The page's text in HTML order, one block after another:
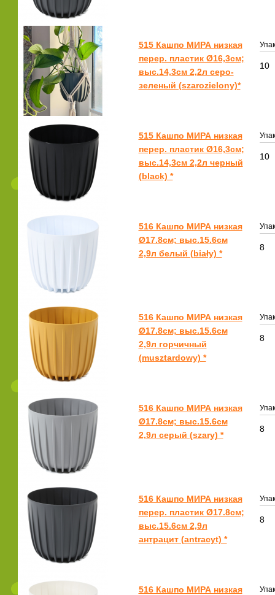
515 Кашпо МИРА низкая
перер. пластик Ø16,3см;
выс.14,3см 2,2л серо-
зеленый (szarozielony)*
10
515 Кашпо МИРА низкая
перер. пластик Ø16,3см;
выс.14,3см 2,2л черный
(black) *
10
516 Кашпо МИРА низкая
Ø17.8см; выс.15.6см
2,9л белый (biały) *
8
516 Кашпо МИРА низкая
Ø17.8см; выс.15.6см
2,9л горчичный
(musztardowy) *
8
516 Кашпо МИРА низкая
Ø17.8см; выс.15.6см
2,9л серый (szary) *
8
516 Кашпо МИРА низкая
перер. пластик Ø17.8см;
выс.15.6см 2,9л
антрацит (antracyt) *
8
516 Кашпо МИРА низкая